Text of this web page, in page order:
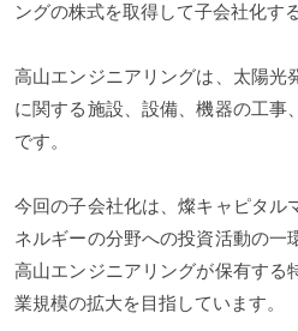
ングの株式を取得して子会社化す
高山エンジニアリングは、太陽光
に関する施設、設備、機器の工事
です。
今回の子会社化は、燦キャピタル
ネルギーの分野への投資活動の一
高山エンジニアリングが保有する
業規模の拡大を目指しています。